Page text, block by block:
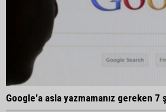
Google'a asla yazmamanız gereken 7